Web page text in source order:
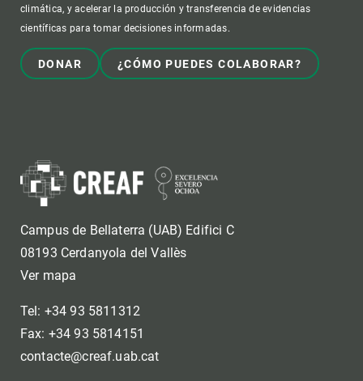
climática, y acelerar la producción y transferencia de evidencias
científicas para tomar decisiones informadas.
DONAR ¿CÓMO PUEDES COLABORAR?
Campus de Bellaterra (UAB) Edifici C
08193 Cerdanyola del Vallès
Ver mapa
Tel: +34 93 5811312
Fax: +34 93 5814151
contacte@creaf.uab.cat